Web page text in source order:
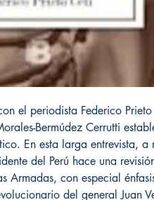
el periodista Federico
Bermúdez Cerrutti
En esta larga entrevista, a
del Perú hace una
Armadas, con especial
del general Juan